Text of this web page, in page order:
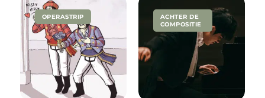
OPERASTRIP
ACHTER DE
COMPOSITIE